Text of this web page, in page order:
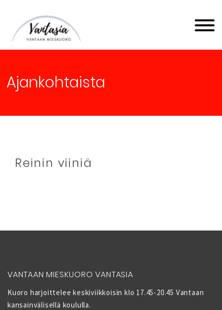
Vantaan Mieskuoro
Ajankohtaista
Reinin viiniä
VANTAAN MIESKUORO VANTASIA
Kuoro harjoittelee keskiviikkoisin klo 17.45-20.45 Vantaan
kansainvälisellä koululla.